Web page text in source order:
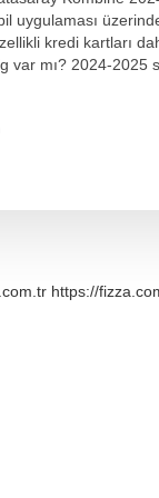
uygulaması
kredi kartları
var mı? 2024-2025
https://